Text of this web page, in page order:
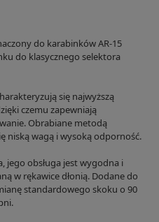
do karabinków AR-15
do klasycznego selektora
się najwyższą
czemu zapewniają
Obrabiane metodą
niską wagą i wysoką odporność.
jego obsługa jest wygodna i
w rękawice dłonią. Dodane do
standardowego skoku o 90